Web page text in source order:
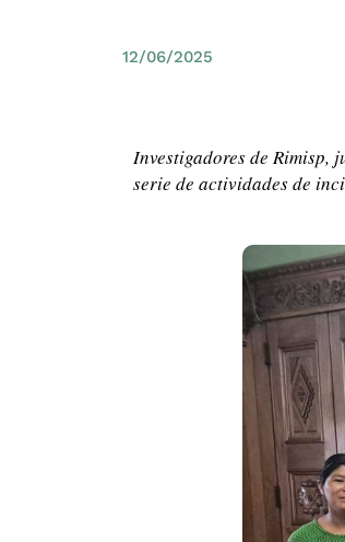
12/06/2025
Investigadores de Rimisp,
serie de actividades de